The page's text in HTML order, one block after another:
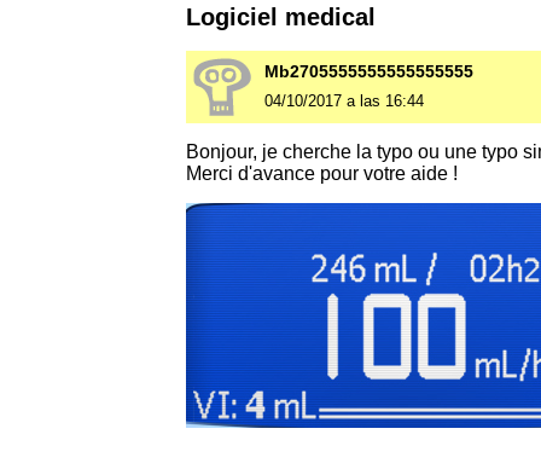
Logiciel medical
Mb2705555555555555555
04/10/2017 a las 16:44
Bonjour, je cherche la typo ou une typo
Merci d'avance pour votre aide !